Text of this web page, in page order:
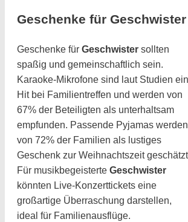
Geschenke für Geschwister
Geschenke für Geschwister sollten
spaßig und gemeinschaftlich sein.
Karaoke-Mikrofone sind laut Studien ein
Hit bei Familientreffen und werden von
67% der Beteiligten als unterhaltsam
empfunden. Passende Pyjamas werden
von 72% der Familien als lustiges
Geschenk zur Weihnachtszeit
Für musikbegeisterte Geschwister
könnten Live-Konzerttickets eine
großartige Überraschung darstellen,
ideal für Familienausflüge.